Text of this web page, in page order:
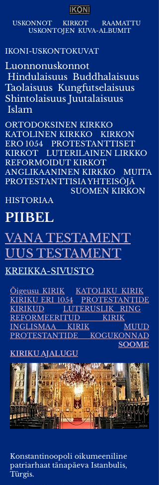
USKONNOT KIRKOT
RAAMATTU
USKONTOJEN KUVA-ALBUMIT
IKONI-USKONTOKUVAT
Luonnonuskonnot
Hindulaisuus Buddhalaisuus
Taolaisuus Kungfutselaisuus
Shintolaisuus Juutalaisuus
Islam
ORTODOKSINEN KIRKKO
KATOLINEN KIRKKO
KIRKON
ERO 1054
PROTESTANTTISET
KIRKOT
LUTERILAINEN LIRKKO
REFORMOIDUT KIRKOT
ANGLIKAANINEN KIRKKO
MUITA
PROTESTANTTISIA YHTEISÖJÄ
SUOMEN KIRKON
HISTORIAA
PIIBEL
VANA TESTAMENT
UUS TESTAMENT
KREIKKA-SIVUSTO
Õigeusu KIRIK
KATOLIKU KIRIK
KIRIKU ERI 1054
PROTESTANTIDE
KIRIKUD
LUTERUSLIK RING
REFORMEERITUD KIRIK
INGLISMAA KIRIK
MUUD
PROTESTANTIDE KOGUKONNAD
SOOME
KIRIKU AJALUGU
Konstantinoopoli oikumeeniline
patriarhaat tänapäeva Istanbulis,
Türgis.